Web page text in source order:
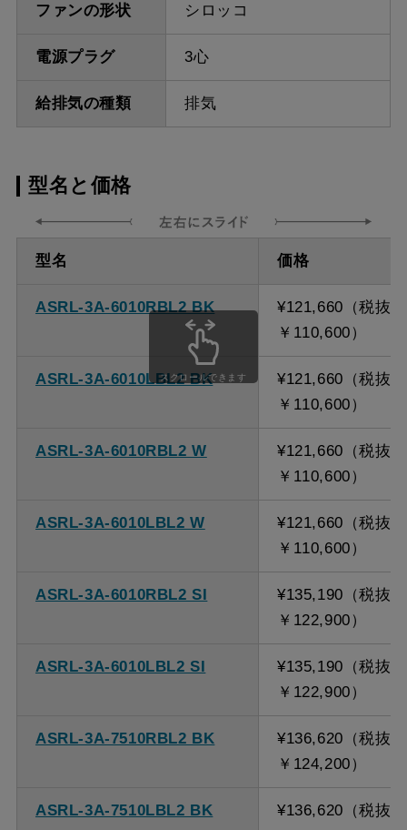
ファンの形状 シロッコ
電源プラグ 3心
給排気の種類 排気
型名と価格
型名 価格
ASRL-3A-6010RBL2 BK
¥121,660（税抜
￥110,600）
ASRL-3A-6010LBL2 BK
¥121,660（税抜
￥110,600）
ASRL-3A-6010RBL2 W
¥121,660（税抜
￥110,600）
ASRL-3A-6010LBL2 W
¥121,660（税抜
￥110,600）
ASRL-3A-6010RBL2 SI
¥135,190（税抜
￥122,900）
ASRL-3A-6010LBL2 SI
¥135,190（税抜
￥122,900）
ASRL-3A-7510RBL2 BK
¥136,620（税抜
￥124,200）
ASRL-3A-7510LBL2 BK
¥136,620（税抜
スクロールできます